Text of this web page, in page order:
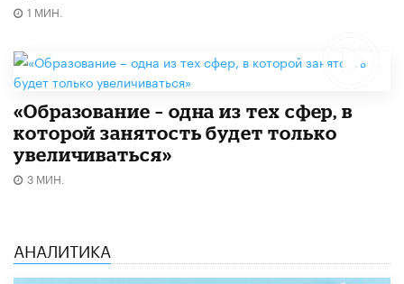
1 МИН.
«Образование – одна из тех сфер, в
которой занятость будет только
увеличиваться»
3 МИН.
АНАЛИТИКА